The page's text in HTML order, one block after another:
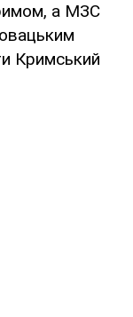
а МЗС
Кримський